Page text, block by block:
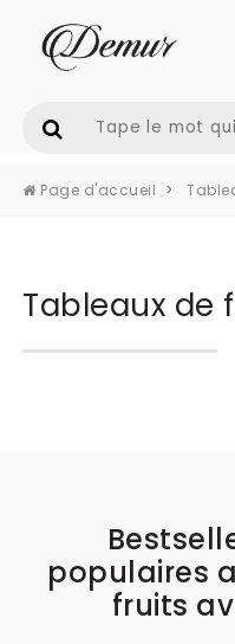
Page d'accueil
Tableaux de
populaires
fruits